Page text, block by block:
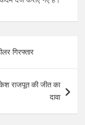
गिरफ्तार
राजपूत की जीत का
दावा